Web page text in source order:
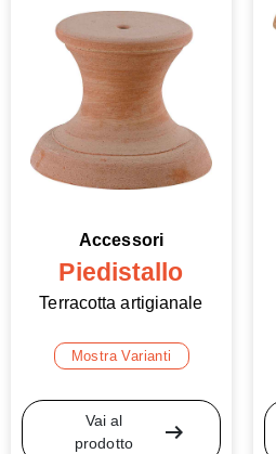
Accessori
Piedistallo
Terracotta artigianale
Mostra Varianti
Vai al
prodotto
arrow_right_alt